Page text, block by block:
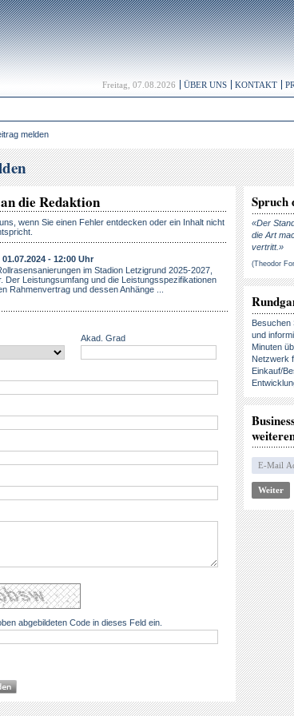
Freitag, 07.08.2026 ÜBER UNS KONTAKT
melden
die Redaktion
wenn Sie einen Fehler entdecken oder ein Inhalt nicht
- 12:00 Uhr
im Stadion Letzigrund 2025-2027,
Der Leistungsumfang und die Leistungsspezifikationen
Rahmenvertrag und dessen Anhänge ...
Akad. Grad
abgebildeten Code in dieses Feld ein.
Spruch
«Der
die Art
vertritt.»
(Theodor
Besuchen
und
Minuten
Netzwerk
Einkauf/